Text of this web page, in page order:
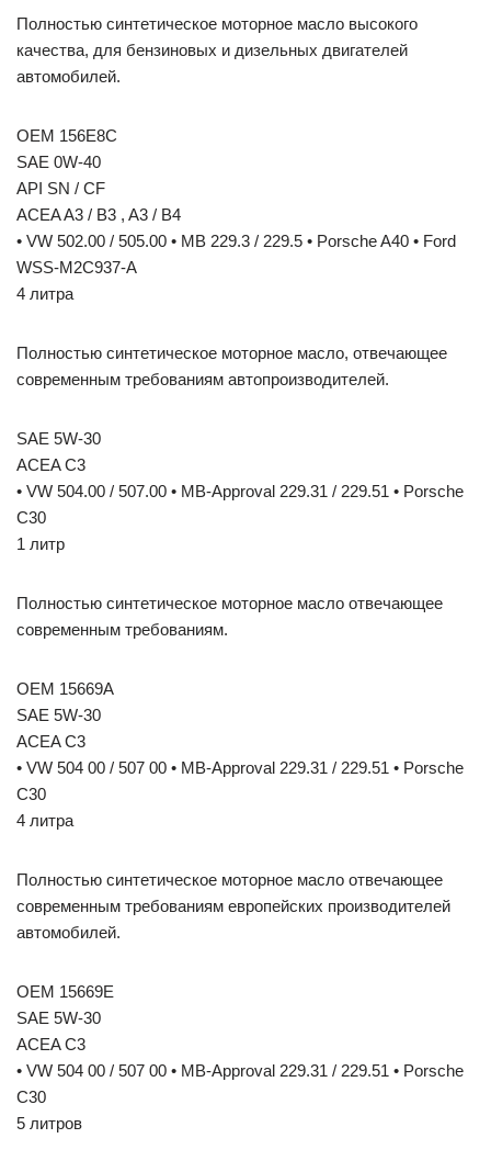
Полностью синтетическое моторное масло высокого
качества, для бензиновых и дизельных двигателей
автомобилей.
OEM 156E8C
SAE 0W-40
API SN / CF
ACEA A3 / B3 , A3 / B4
• VW 502.00 / 505.00 • MB 229.3 / 229.5 • Porsche A40 • Ford
WSS-M2C937-A
4 литра
Полностью синтетическое моторное масло, отвечающее
современным требованиям автопроизводителей.
SAE 5W-30
ACEA C3
• VW 504.00 / 507.00 • MB-Approval 229.31 / 229.51 • Porsche
C30
1 литр
Полностью синтетическое моторное масло отвечающее
современным требованиям.
OEM 15669A
SAE 5W-30
ACEA C3
• VW 504 00 / 507 00 • MB-Approval 229.31 / 229.51 • Porsche
C30
4 литра
Полностью синтетическое моторное масло отвечающее
современным требованиям европейских производителей
автомобилей.
OEM 15669E
SAE 5W-30
ACEA C3
• VW 504 00 / 507 00 • MB-Approval 229.31 / 229.51 • Porsche
C30
5 литров